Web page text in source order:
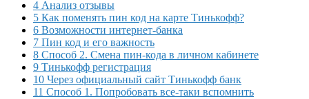
4 Анализ отзывы
5 Как поменять пин код на карте Тинькофф?
6 Возможности интернет-банка
7 Пин код и его важность
8 Способ 2. Смена пин-кода в личном кабинете
9 Тинькофф регистрация
10 Через официальный сайт Тинькофф банк
11 Способ 1. Попробовать все-таки вспомнить